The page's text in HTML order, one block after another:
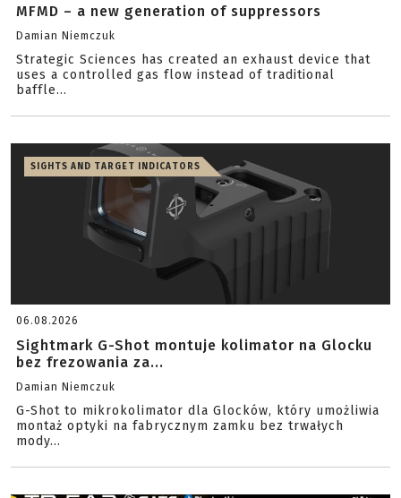
MFMD – a new generation of suppressors
Damian Niemczuk
Strategic Sciences has created an exhaust device that
uses a controlled gas flow instead of traditional
baffle...
SIGHTS AND TARGET INDICATORS
06.08.2026
Sightmark G-Shot montuje kolimator na Glocku
bez frezowania za...
Damian Niemczuk
G-Shot to mikrokolimator dla Glocków, który umożliwia
montaż optyki na fabrycznym zamku bez trwałych
mody...